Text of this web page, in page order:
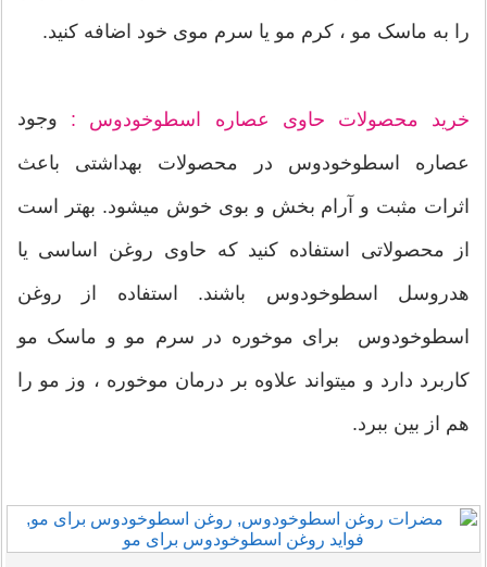
را به ماسک مو ، کرم مو یا سرم موی خود اضافه کنید.
خرید محصولات حاوی عصاره اسطوخودوس : وجود
عصاره اسطوخودوس در محصولات بهداشتی باعث
اثرات مثبت و آرام بخش و بوی خوش میشود. بهتر است
از محصولاتی استفاده کنید که حاوی روغن اساسی یا
هدروسل اسطوخودوس باشند. استفاده از روغن
اسطوخودوس برای موخوره در سرم مو و ماسک مو
کاربرد دارد و میتواند علاوه بر درمان موخوره ، وز مو را
هم از بین ببرد.